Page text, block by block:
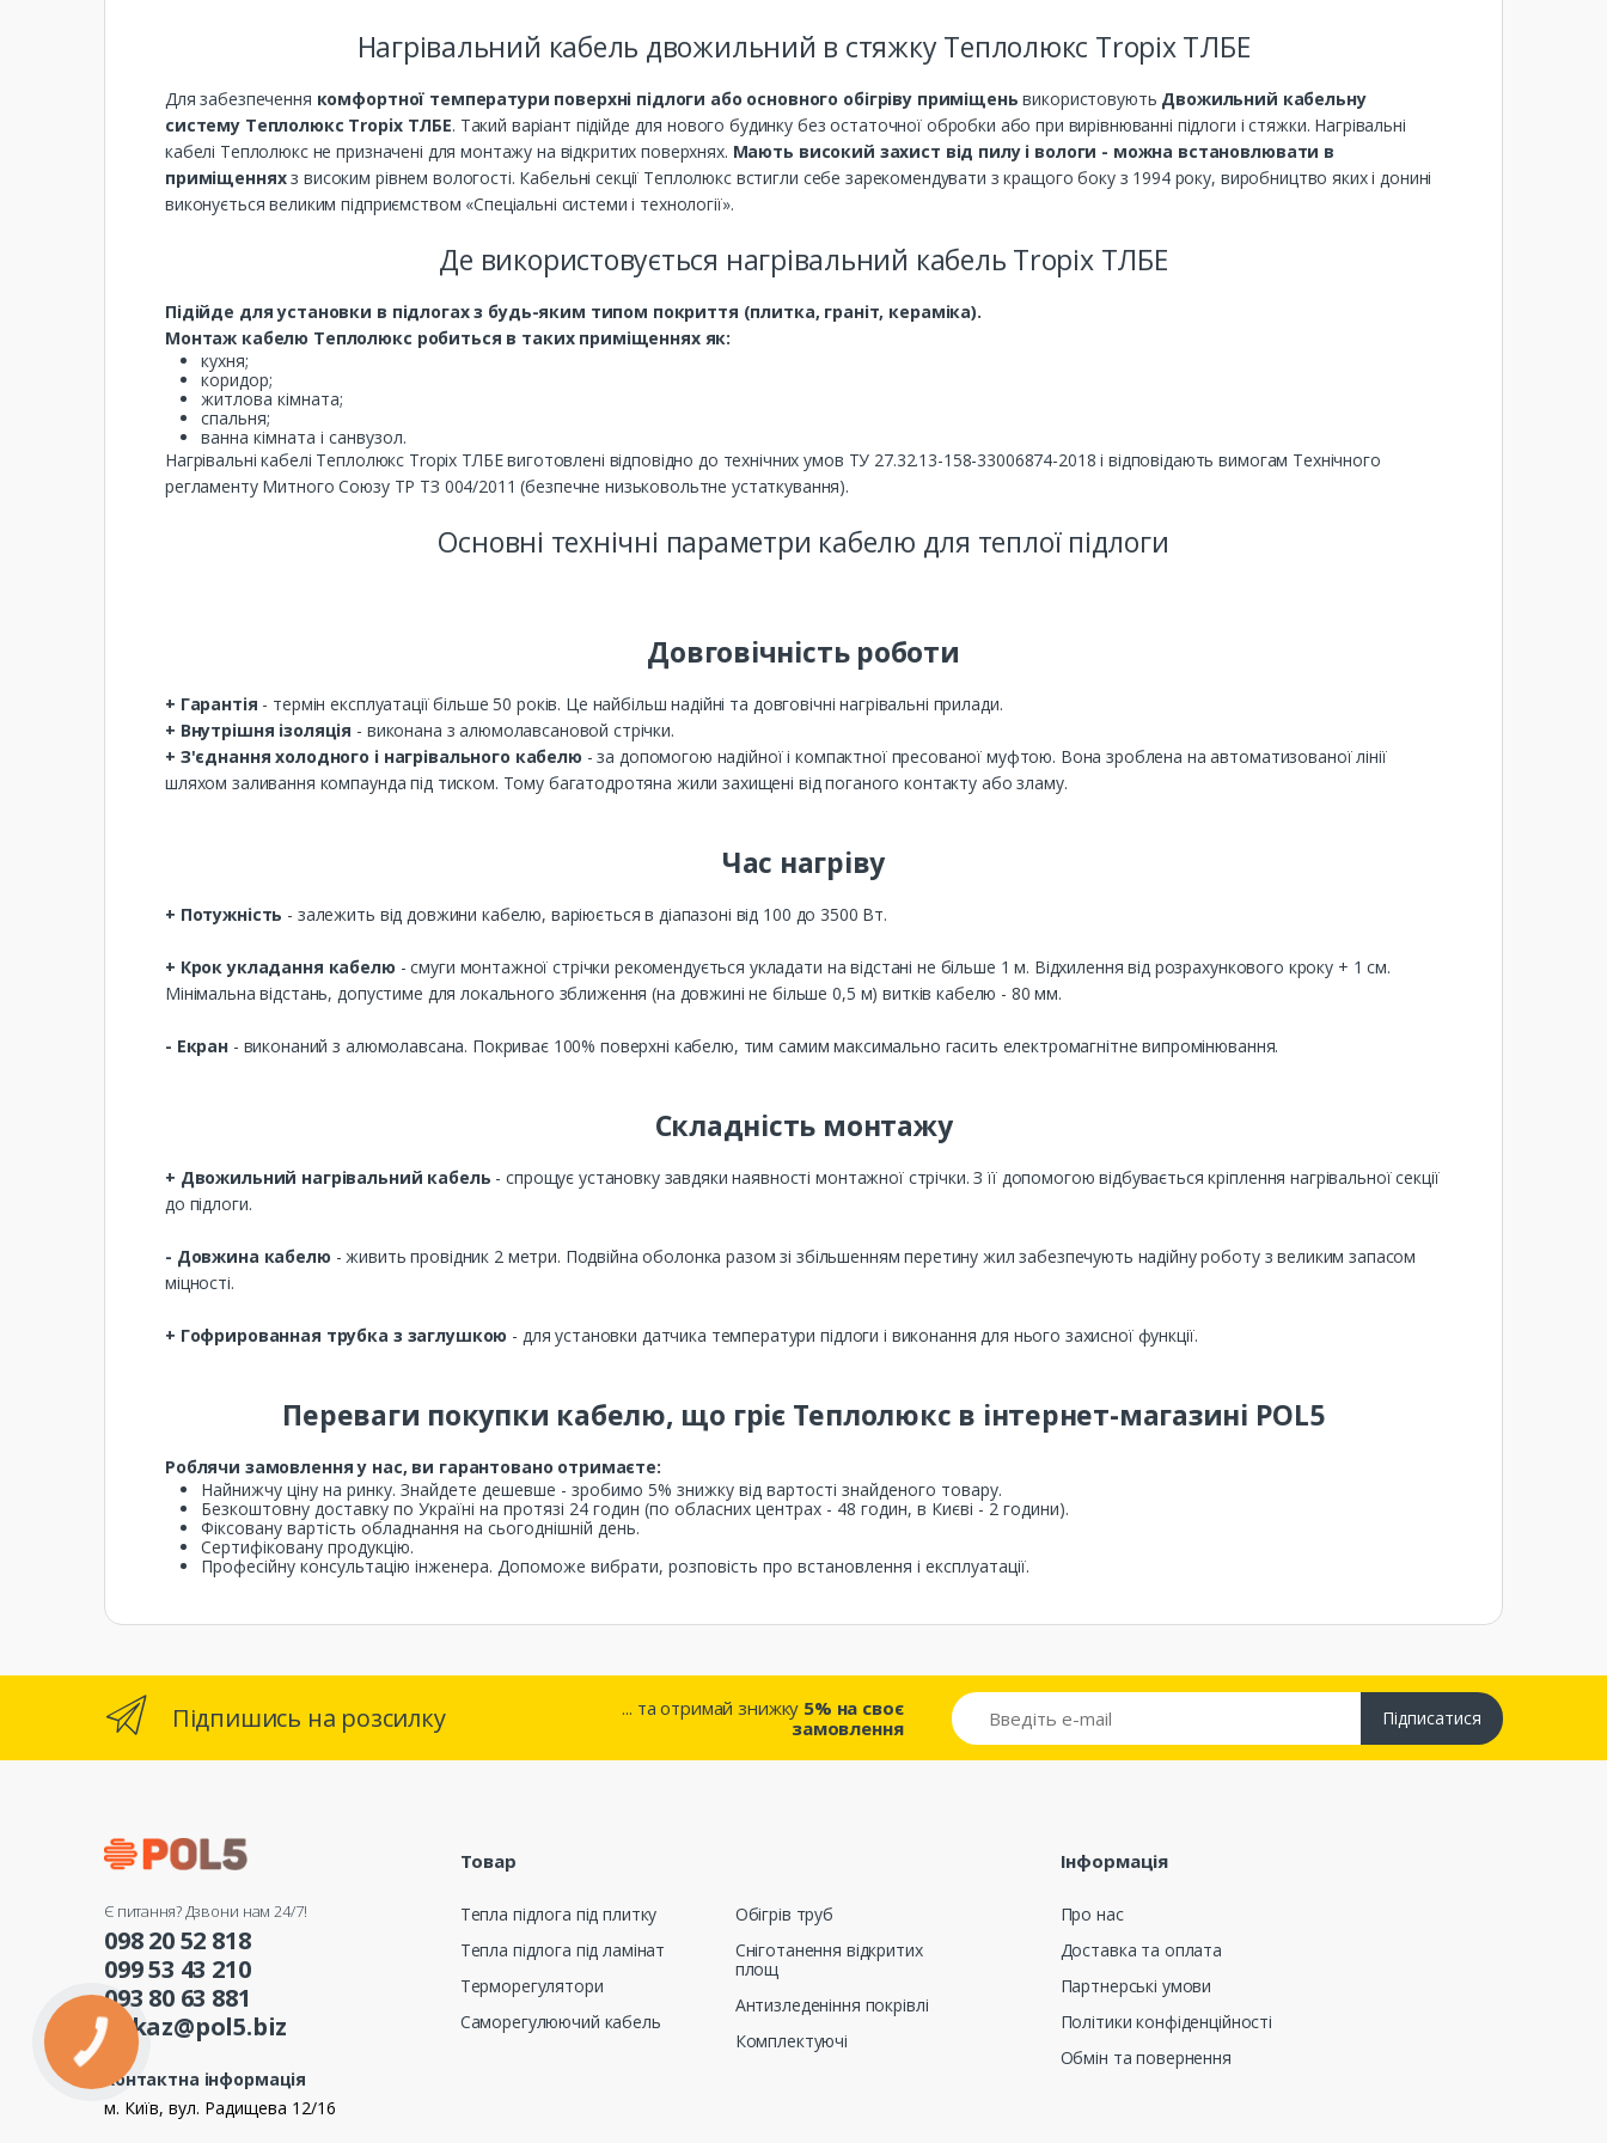
Нагрівальний кабель двожильний в стяжку Теплолюкс Tropix ТЛБЕ
Для забезпечення комфортної температури поверхні підлоги або основного обігріву приміщень використовують Двожильний кабельну
систему Теплолюкс Tropix ТЛБЕ. Такий варіант підійде для нового будинку без остаточної обробки або при вирівнюванні підлоги і стяжки. Нагрівальні
кабелі Теплолюкс не призначені для монтажу на відкритих поверхнях. Мають високий захист від пилу і вологи - можна встановлювати в
приміщенняхз високим рівнем вологості. Кабельні секції Теплолюкс встигли себе зарекомендувати з кращого боку з 1994 року, виробництво яких і донині
виконується великим підприємством «Спеціальні системи і технології».
Де використовується нагрівальний кабель Tropix ТЛБЕ
Підійде для установки в підлогах з будь-яким типом покриття (плитка, граніт, кераміка).
Монтаж кабелю Теплолюкс робиться в таких приміщеннях як:
кухня;
коридор;
житлова кімната;
спальня;
ванна кімната і санвузол.
Нагрівальні кабелі Теплолюкс Tropix ТЛБЕ виготовлені відповідно до технічних умов ТУ 27.32.13-158-33006874-2018 і відповідають вимогам Технічного
регламенту Митного Союзу ТР ТЗ 004/2011 (безпечне низьковольтне устаткування).
Основні технічні параметри кабелю для теплої підлоги
Довговічність роботи
+ Гарантія - термін експлуатації більше 50 років. Це найбільш надійні та довговічні нагрівальні прилади.
+ Внутрішня ізоляція - виконана з алюмолавсановой стрічки.
+ З'єднання холодного і нагрівального кабелю - за допомогою надійної і компактної пресованої муфтою. Вона зроблена на автоматизованої лінії
шляхом заливання компаунда під тиском. Тому багатодротяна жили захищені від поганого контакту або зламу.
Час нагріву
+ Потужність - залежить від довжини кабелю, варіюється в діапазоні від 100 до 3500 Вт.
+ Крок укладання кабелю - смуги монтажної стрічки рекомендується укладати на відстані не більше 1 м. Відхилення від розрахункового кроку + 1 см.
Мінімальна відстань, допустиме для локального зближення (на довжині не більше 0,5 м) витків кабелю - 80 мм.
- Екран - виконаний з алюмолавсана. Покриває 100% поверхні кабелю, тим самим максимально гасить електромагнітне випромінювання.
Складність монтажу
+ Двожильний нагрівальний кабель - спрощує установку завдяки наявності монтажної стрічки. З її допомогою відбувається кріплення нагрівальної секції
до підлоги.
- Довжина кабелю - живить провідник 2 метри. Подвійна оболонка разом зі збільшенням перетину жил забезпечують надійну роботу з великим запасом
міцності.
+ Гофрированная трубка з заглушкою - для установки датчика температури підлоги і виконання для нього захисної функції.
Переваги покупки кабелю, що гріє Теплолюкс в інтернет-магазині POL5
Роблячи замовлення у нас, ви гарантовано отримаєте:
Найнижчу ціну на ринку. Знайдете дешевше - зробимо 5% знижку від вартості знайденого товару.
Безкоштовну доставку по Україні на протязі 24 годин (по обласних центрах - 48 годин, в Києві - 2 години).
Фіксовану вартість обладнання на сьогоднішній день.
Сертифіковану продукцію.
Професійну консультацію інженера. Допоможе вибрати, розповість про встановлення і експлуатації.
Підпишись на розсилку ... та отримай знижку 5% на своє
замовлення
Підписатися
Є питання? Дзвони нам 24/7!
098 20 52 818
099 53 43 210
093 80 63 881
zakaz@pol5.biz
Контактна інформація
м. Київ, вул. Радищева 12/16
Товар
Тепла підлога під плитку
Тепла підлога під ламінат
Терморегулятори
Саморегулюючий кабель
Обігрів труб
Сніготанення відкритих
площ
Антизледеніння покрівлі
Комплектуючі
Інформація
Про нас
Доставка та оплата
Партнерські умови
Політики конфіденційності
Обмін та повернення